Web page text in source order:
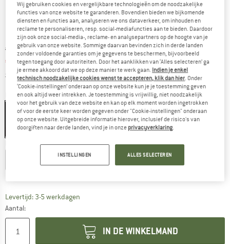
Oorspronkelijke prijs :
€ 169,95
Prijs:
€ 67,98 incl. BTW
excl. VerzendkostenInformatie over de verzendkosten. Opent in een
Kleur:Navy Blue
-60% -60%
Kies een maat:
M XL
Levertijd: 3-5 werkdagen
Aantal:
IN DE WINKELMAND
Wij gebruiken cookies en vergelijkbare technologieën om de noodzakelijke
functies van onze website te garanderen. Bovendien bieden we bijkomende
diensten en functies aan, analyseren we ons dataverkeer, om inhouden en
reclame te personaliseren, resp. social-mediafuncties aan te bieden. Daardoor
zijn ook onze social-media-, reclame- en analysepartners op de hoogte van je
gebruik van onze website. Sommige daarvan bevinden zich in derde landen
zonder voldoende garanties om je gegevens te beschermen, bijvoorbeeld
tegen toegang door autoriteiten. Door het aanklikken van ‘Alles selecteren’ ga
je ermee akkoord dat we op deze manier te werk gaan. Indien je enkel
technisch noodzakelijke cookies wenst te accepteren, klik dan hier. Onder
‘Cookie-instellingen’ onderaan op onze website kun je je toestemming geven
en ook altijd weer intrekken. Je toestemming is vrijwillig, niet noodzakelijk
voor het gebruik van deze website en kan op elk moment worden ingetrokken
of voor de eerste keer worden gegeven onder "Cookie-instellingen" onderaan
op onze website. Uitgebreide informatie hierover, inclusief de risico's van
doorgiften naar derde landen, vind je in onze privacyverklaring.
INSTELLINGEN ALLES SELECTEREN